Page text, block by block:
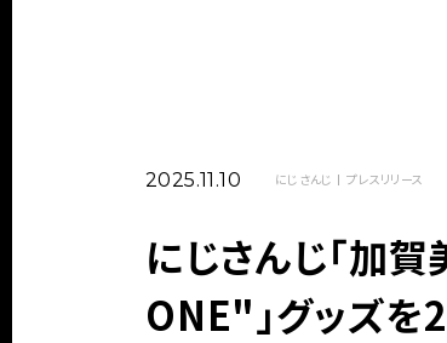
2025.11.10 にじさんじ プレスリリース
にじさんじ「加
ONE"」グッズ